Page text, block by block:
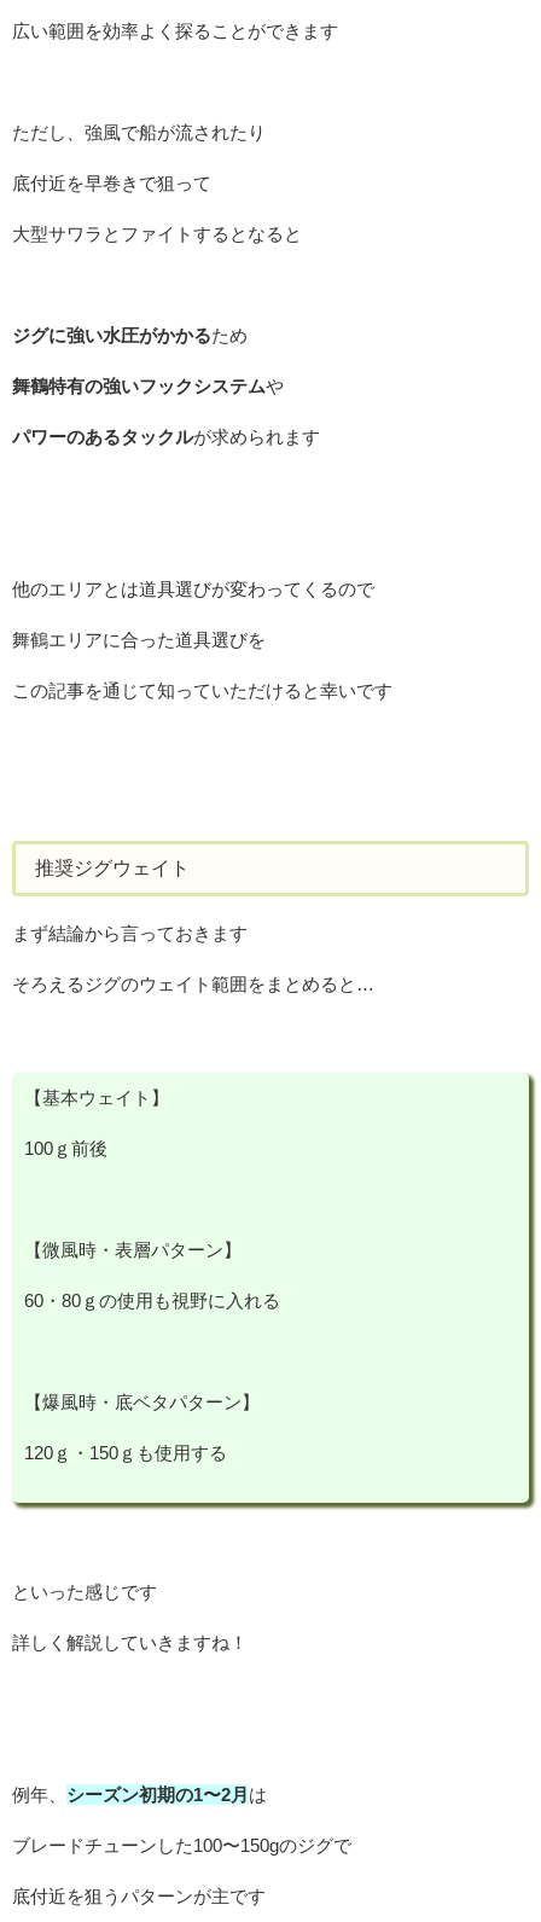
広い範囲を効率よく探ることができます
ただし、強風で船が流されたり
底付近を早巻きで狙って
大型サワラとファイトするとなると
ジグに強い水圧がかかるため
舞鶴特有の強いフックシステムや
パワーのあるタックルが求められます
他のエリアとは道具選びが変わってくるので
舞鶴エリアに合った道具選びを
この記事を通じて知っていただけると幸いです
推奨ジグウェイト
まず結論から言っておきます
そろえるジグのウェイト範囲をまとめると…
【基本ウェイト】
100ｇ前後
【微風時・表層パターン】
60・80ｇの使用も視野に入れる
【爆風時・底ベタパターン】
120ｇ・150ｇも使用する
といった感じです
詳しく解説していきますね！
例年、 シーズン初期の1〜2月 は
ブレードチューンした100〜150gのジグで
底付近を狙うパターンが主です